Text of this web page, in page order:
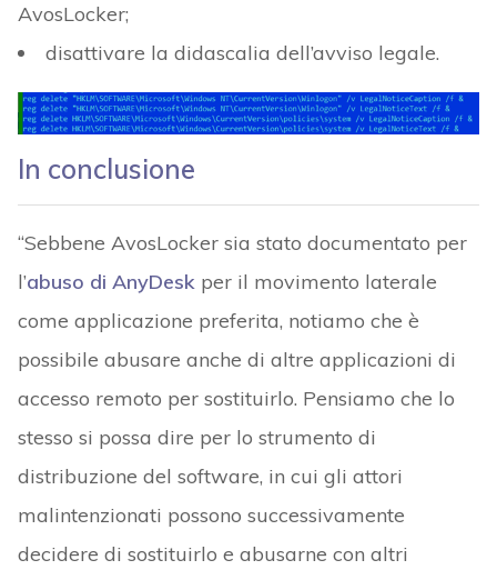
AvosLocker;
disattivare la didascalia dell’avviso legale.
In conclusione
“Sebbene AvosLocker sia stato documentato per
l’abuso di AnyDeskper il movimento laterale
come applicazione preferita, notiamo che è
possibile abusare anche di altre applicazioni di
accesso remoto per sostituirlo. Pensiamo che lo
stesso si possa dire per lo strumento di
distribuzione del software, in cui gli attori
malintenzionati possono successivamente
decidere di sostituirlo e abusarne con altri